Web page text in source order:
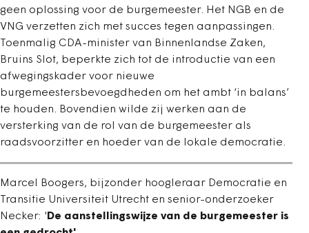
geen oplossing voor de burgemeester. Het NGB en de
VNG verzetten zich met succes tegen aanpassingen.
Toenmalig CDA-minister van Binnenlandse Zaken,
Bruins Slot, beperkte zich tot de introductie van een
afwegingskader voor nieuwe
burgemeestersbevoegdheden om het ambt ‘in balans’
te houden. Bovendien wilde zij werken aan de
versterking van de rol van de burgemeester als
raadsvoorzitter en hoeder van de lokale democratie.
Marcel Boogers, bijzonder hoogleraar Democratie en
Transitie Universiteit Utrecht en senior-onderzoeker
Necker: ' De aanstellingswijze van de burgemeester is